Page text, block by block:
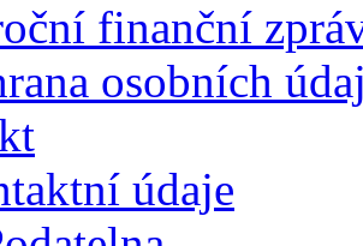
finanční
osobních
údaje